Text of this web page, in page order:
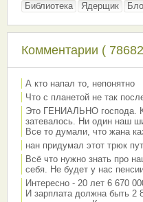
Библиотека
Ядерщик
Комментарии (
А кто напал то, непонятно
Что с планетой не так
Это ГЕНИАЛЬНО господа.
затевалось. Ни один наш
Все то думали, что жана
нан придумал этот трюк
Всё что нужно знать про
себя. Не будет у нас
Интересно - 20 лет 6 670
И зарплата должна быть 2